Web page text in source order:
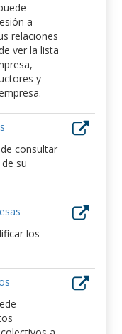
a
relaciones
ver la lista
y
consultar
su
los